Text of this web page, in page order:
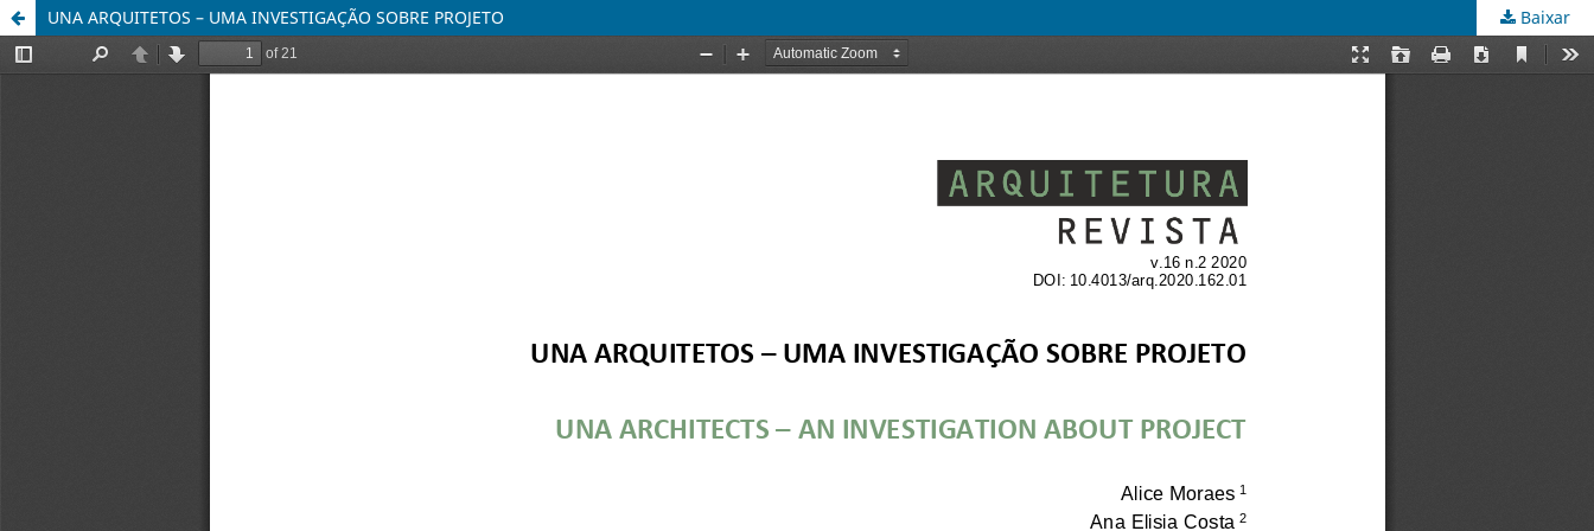
UNA ARQUITETOS – UMA INVESTIGAÇÃO SOBRE PROJETO Baixar